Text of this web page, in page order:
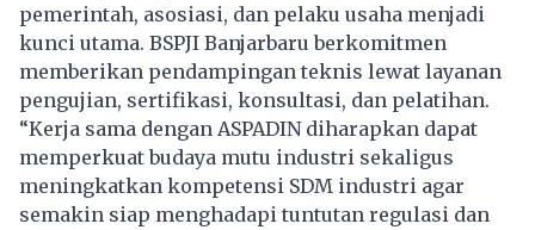
pemerintah, asosiasi, dan pelaku usaha menjadi
kunci utama. BSPJI Banjarbaru berkomitmen
memberikan pendampingan teknis lewat layanan
pengujian, sertifikasi, konsultasi, dan pelatihan.
“Kerja sama dengan ASPADIN diharapkan dapat
memperkuat budaya mutu industri sekaligus
meningkatkan kompetensi SDM industri agar
semakin siap menghadapi tuntutan regulasi dan